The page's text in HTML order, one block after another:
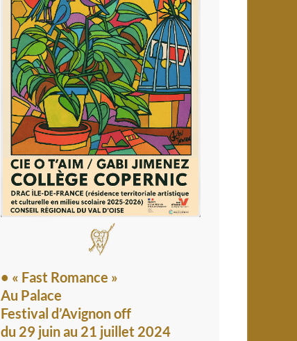
• « Fast Romance »
Au Palace
Festival d’Avignon off
du 29 juin au 21 juillet 2024